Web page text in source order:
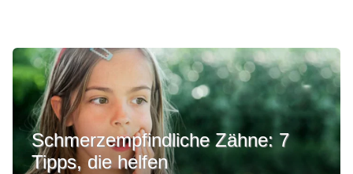
Schmerzempfindliche Zähne: 7
Tipps, die helfen